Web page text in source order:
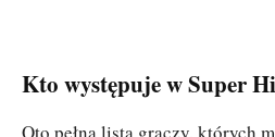
Kto występuje w Super